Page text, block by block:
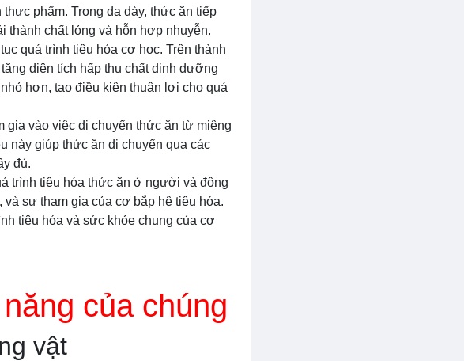
phẩm. Trong dạ dày, thức ăn tiếp
thành chất lỏng và hỗn hợp nhuyễn.
quá trình tiêu hóa cơ học. Trên thành
diện tích hấp thụ chất dinh dưỡng
hơn, tạo điều kiện thuận lợi cho quá
gia vào việc di chuyển thức ăn từ miệng
này giúp thức ăn di chuyển qua các
đủ.
trình tiêu hóa thức ăn ở người và động
và sự tham gia của cơ bắp hệ tiêu hóa.
tiêu hóa và sức khỏe chung của cơ
của chúng
vật